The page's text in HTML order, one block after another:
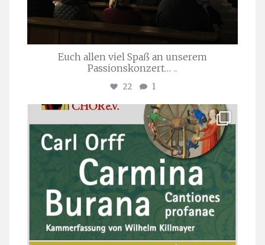
Euch allen viel Spaß an unserem
Passionskonzert… ...
22 1
stuttgarter_oratorienchor
Juli 22